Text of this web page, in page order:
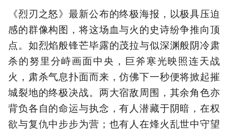
《烈刃之怒》最新公布的终极海报，以极具压迫
感的群像构图，将这场血与火的史诗纷争推向顶
点。如烈焰般锋芒毕露的茂拉与似深渊般阴冷肃
杀的努里分峙画面中央，巨斧寒光映照连天战
火，肃杀气息扑面而来，仿佛下一秒便将掀起摧
城裂地的终极决战。两大宿敌周围，其余角色亦
背负各自的命运与执念，有人潜藏于阴暗，在权
欲与复仇中步步为营；也有人在烽火乱世中守望